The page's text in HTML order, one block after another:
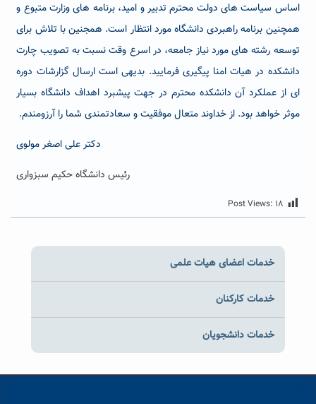
اساس سیاست های دولت محترم تدبیر و امید، برنامه های وزارت متبوع و
همچنین برنامه راهبردی دانشگاه مورد انتظار است. همجنین با تلاش برای
توسعه رشته های مورد نیاز جامعه، در اسرع وقت نسبت به تصویب چارت
دانشکده در هیات امنا پیگیری فرمایید. بدیهی است ارسال گزارشات دوره
ای از عملکرد آن دانشکده محترم در جهت پیشبرد اهداف دانشگاه بسیار
موثر خواهد بود. از خداوند متعال موفقیت و سعادتمندی شما را آرزومندم.
دکتر علی اصغر مولوی
رئیس دانشگاه حکیم سبزواری
Post Views: ۱۸
خدمات اعضای هیات علمی
خدمات کارکنان
خدمات دانشجویان